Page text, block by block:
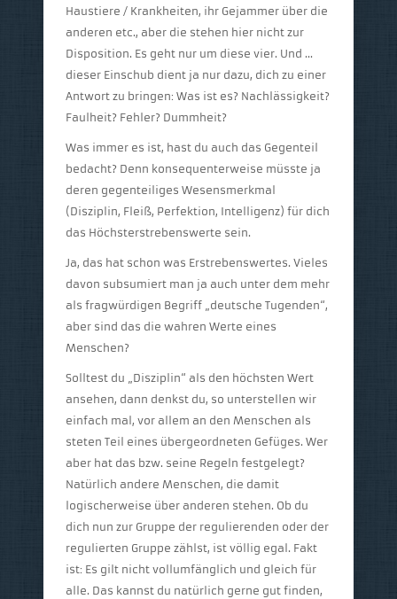
Haustiere / Krankheiten, ihr Gejammer über die
anderen etc., aber die stehen hier nicht zur
Disposition. Es geht nur um diese vier. Und …
dieser Einschub dient ja nur dazu, dich zu einer
Antwort zu bringen: Was ist es? Nachlässigkeit?
Faulheit? Fehler? Dummheit?
Was immer es ist, hast du auch das Gegenteil
bedacht? Denn konsequenterweise müsste ja
deren gegenteiliges Wesensmerkmal
(Disziplin, Fleiß, Perfektion, Intelligenz) für dich
das Höchsterstrebenswerte sein.
Ja, das hat schon was Erstrebenswertes. Vieles
davon subsumiert man ja auch unter dem mehr
als fragwürdigen Begriff „deutsche Tugenden“,
aber sind das die wahren Werte eines
Menschen?
Solltest du „Disziplin“ als den höchsten Wert
ansehen, dann denkst du, so unterstellen wir
einfach mal, vor allem an den Menschen als
steten Teil eines übergeordneten Gefüges. Wer
aber hat das bzw. seine Regeln festgelegt?
Natürlich andere Menschen, die damit
logischerweise über anderen stehen. Ob du
dich nun zur Gruppe der regulierenden oder der
regulierten Gruppe zählst, ist völlig egal. Fakt
ist: Es gilt nicht vollumfänglich und gleich für
alle. Das kannst du natürlich gerne gut finden,